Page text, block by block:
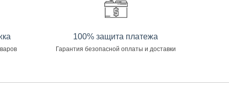
100% защита платежа
Гарантия безопасной оплаты и доставки